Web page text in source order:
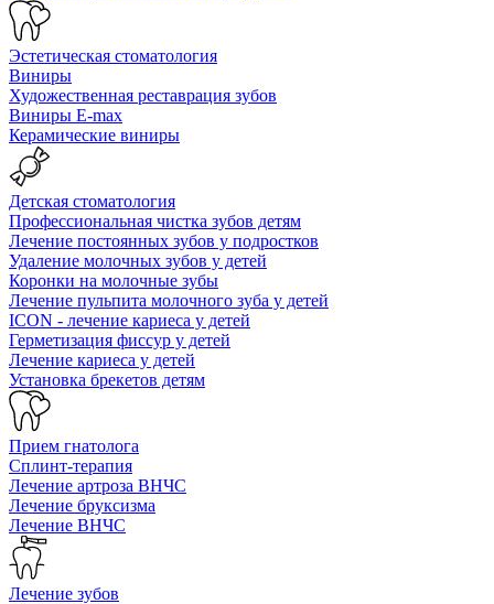
Эстетическая стоматология
Виниры
Художественная реставрация зубов
Виниры E-max
Керамические виниры
Детская стоматология
Профессиональная чистка зубов детям
Лечение постоянных зубов у подростков
Удаление молочных зубов у детей
Коронки на молочные зубы
Лечение пульпита молочного зуба у детей
ICON - лечение кариеса у детей
Герметизация фиссур у детей
Лечение кариеса у детей
Установка брекетов детям
Прием гнатолога
Сплинт-терапия
Лечение артроза ВНЧС
Лечение бруксизма
Лечение ВНЧС
Лечение зубов